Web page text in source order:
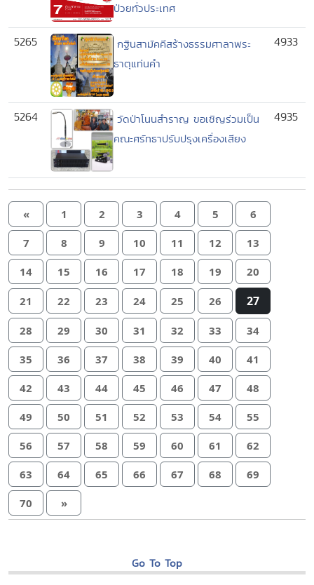
ป่วยทั่วประเทศ
5265
กฐินสามัคคีสร้างธรรมศาลาพระ
ธาตุแท่นคำ
4933
5264
วัดป่าโนนสำราญ ขอเชิญร่วมเป็น
คณะศรัทธาปรับปรุงเครื่องเสียง
4935
« 1 2 3 4 5 6
7 8 9 10 11 12 13
14 15 16 17 18 19 20
21 22 23 24 25 26 27
28 29 30 31 32 33 34
35 36 37 38 39 40 41
42 43 44 45 46 47 48
49 50 51 52 53 54 55
56 57 58 59 60 61 62
63 64 65 66 67 68 69
70 »
Go To Top